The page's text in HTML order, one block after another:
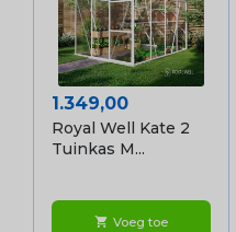
Prijs
1.349,00
Royal Well Kate 2
Tuinkas M...
shopping_cart Voeg toe